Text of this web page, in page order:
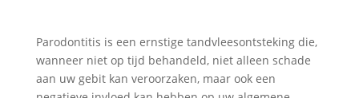
Parodontitis is een ernstige tandvleesontsteking die,
wanneer niet op tijd behandeld, niet alleen schade
aan uw gebit kan veroorzaken, maar ook een